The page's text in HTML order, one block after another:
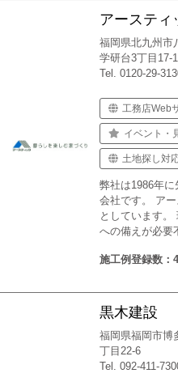
アースティ
福岡県北九州市
学研台3丁目17-
Tel. 0120-29-
工務店Web
イベント・
土地探し対
弊社は1986年
会社です。 ア
としています。
への備えが必要
施工例登録数：
黒木建設
福岡県福岡市博
丁目22-6
Tel. 092-411-